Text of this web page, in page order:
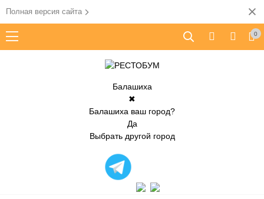
Полная версия сайта
0
Балашиха
✖
Балашиха ваш город?
Да
Выбрать другой город